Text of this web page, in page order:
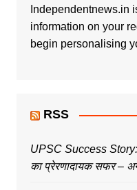
Independentnews.in
information on your
begin personalising
RSS
UPSC Success Story:
का प्रेरणादायक सफर –